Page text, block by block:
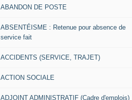
ABANDON DE POSTE
ABSENTÉISME : Retenue pour absence de
service fait
ACCIDENTS (SERVICE, TRAJET)
ACTION SOCIALE
ADJOINT ADMINISTRATIF (Cadre d'emplois)